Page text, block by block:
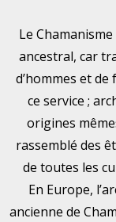
Le
ancestral, car
d’hommes et
ce service ;
origines
rassemblé des
de toutes les
En Europe,
ancienne de